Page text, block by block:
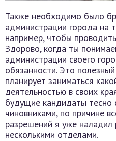
Также необходимо было
администрации города на
например, чтобы
Здорово, когда ты
администрации своего
обязанности. Это
планирует заниматься
деятельностью в своих
будущие кандидаты тесно
чиновниками, по причине
разрешений я уже наладил
несколькими отделами.